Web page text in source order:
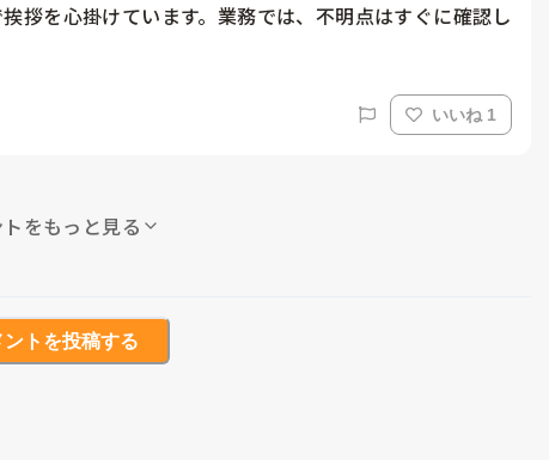
拶を心掛けています。業務では、不明点はすぐに確認し
いいね 1
をもっと見る
ントを投稿する